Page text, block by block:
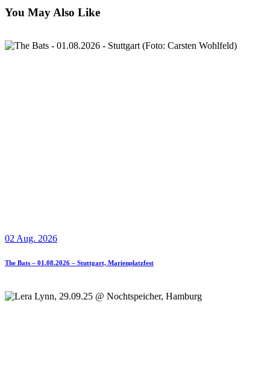
You May Also Like
02 Aug. 2026
The Bats – 01.08.2026 – Stuttgart, Marienplatzfest